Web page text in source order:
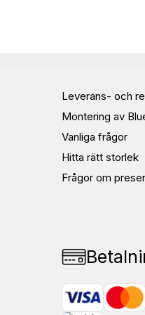
Leverans- och
Montering av
Vanliga frågor
Hitta rätt storlek
Frågor om